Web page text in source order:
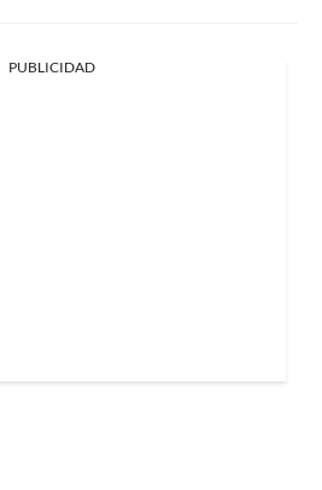
PUBLICIDAD